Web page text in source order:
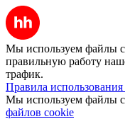
Мы используем файлы
правильную работу
трафик.
Правила
Мы используем файлы
файлов cookie